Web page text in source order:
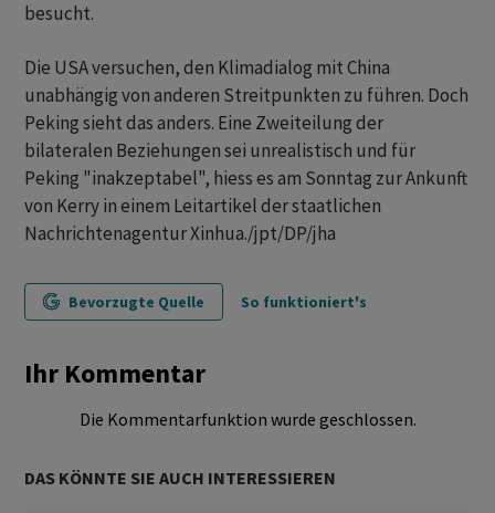
besucht.
Die USA versuchen, den Klimadialog mit China
unabhängig von anderen Streitpunkten zu führen. Doch
Peking sieht das anders. Eine Zweiteilung der
bilateralen Beziehungen sei unrealistisch und für
Peking "inakzeptabel", hiess es am Sonntag zur Ankunft
von Kerry in einem Leitartikel der staatlichen
Nachrichtenagentur Xinhua./jpt/DP/jha
Bevorzugte Quelle So funktioniert's
Ihr Kommentar
Die Kommentarfunktion wurde geschlossen.
DAS KÖNNTE SIE AUCH INTERESSIEREN